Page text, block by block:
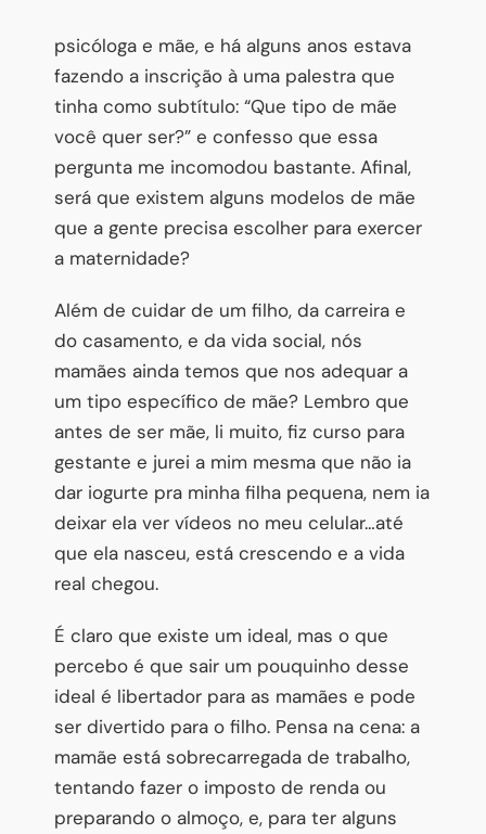
psicóloga e mãe, e há alguns anos estava
fazendo a inscrição à uma palestra que
tinha como subtítulo: “Que tipo de mãe
você quer ser?” e confesso que essa
pergunta me incomodou bastante. Afinal,
será que existem alguns modelos de mãe
que a gente precisa escolher para exercer
a maternidade?
Além de cuidar de um filho, da carreira e
do casamento, e da vida social, nós
mamães ainda temos que nos adequar a
um tipo específico de mãe? Lembro que
antes de ser mãe, li muito, fiz curso para
gestante e jurei a mim mesma que não ia
dar iogurte pra minha filha pequena, nem ia
deixar ela ver vídeos no meu celular…até
que ela nasceu, está crescendo e a vida
real chegou.
É claro que existe um ideal, mas o que
percebo é que sair um pouquinho desse
ideal é libertador para as mamães e pode
ser divertido para o filho. Pensa na cena: a
mamãe está sobrecarregada de trabalho,
tentando fazer o imposto de renda ou
preparando o almoço, e, para ter alguns